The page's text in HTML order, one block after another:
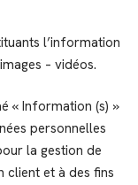
l’information
– vidéos.
« Information (s) »
personnelles
la gestion de
client et à des fins